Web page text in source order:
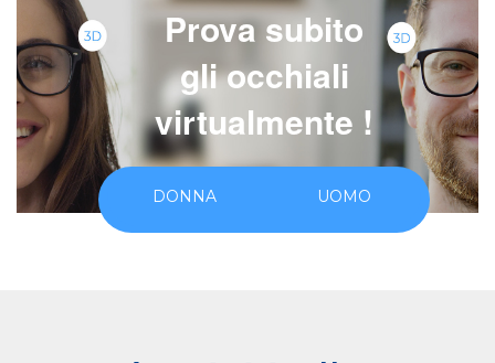
Prova subito
gli occhiali
virtualmente !
DONNA UOMO